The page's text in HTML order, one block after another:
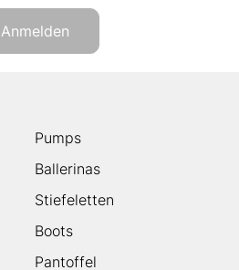
Anmelden
Pumps
Ballerinas
Stiefeletten
Boots
Pantoffel